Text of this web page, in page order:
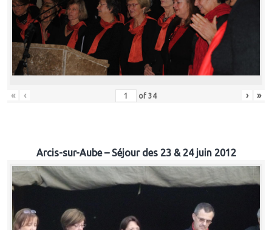
« ‹ of 34 › »
Arcis-sur-Aube – Séjour des 23 & 24 juin 2012